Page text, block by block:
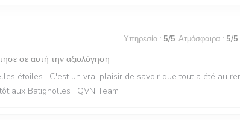
Υπηρεσία : 5/5 Ατμόσφαιρα : 5/5
σε αυτή την αξιολόγηση
étoiles ! C'est un vrai plaisir de savoir que tout a été au
aux Batignolles ! QVN Team